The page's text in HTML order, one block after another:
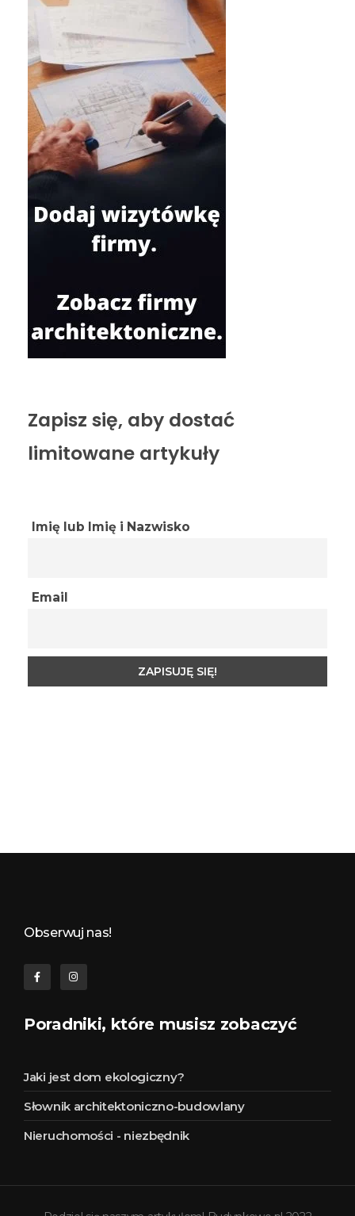
Zapisz się, aby dostać
limitowane artykuły
Imię lub Imię i Nazwisko
Email
Obserwuj nas!
Poradniki, które musisz zobaczyć
Jaki jest dom ekologiczny?
Słownik architektoniczno-budowlany
Nieruchomości - niezbędnik